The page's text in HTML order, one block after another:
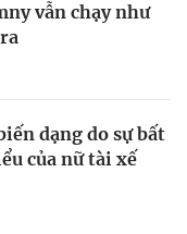
vẫn chạy như
dạng do sự bất
của nữ tài xế